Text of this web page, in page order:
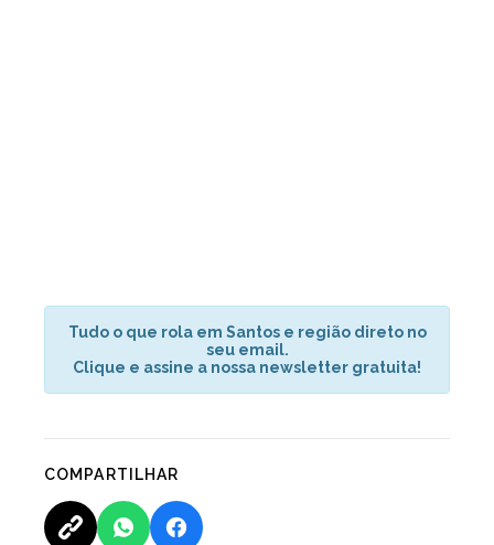
Tudo o que rola em Santos e região direto no
seu email.
Clique e assine a nossa newsletter gratuita!
COMPARTILHAR